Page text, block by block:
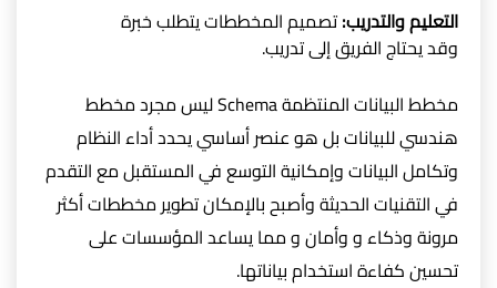
التعليم والتدريب:تصميم المخططات يتطلب خبرة
وقد يحتاج الفريق إلى تدريب.
مخطط البيانات المنتظمة Schema ليس مجرد مخطط
هندسي للبيانات بل هو عنصر أساسي يحدد أداء النظام
وتكامل البيانات وإمكانية التوسع في المستقبل مع التقدم
في التقنيات الحديثة وأصبح بالإمكان تطوير مخططات أكثر
مرونة وذكاء و وأمان و مما يساعد المؤسسات على
تحسين كفاءة استخدام بياناتها.